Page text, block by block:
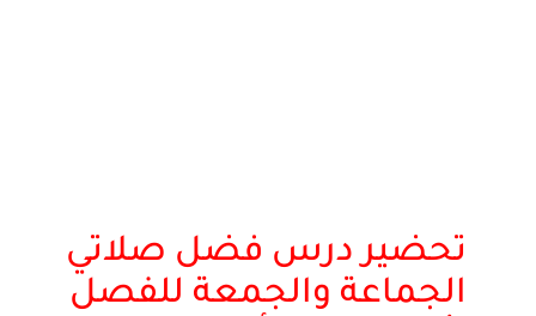
تحضير درس فضل صلاتي
الجماعة والجمعة للفصل